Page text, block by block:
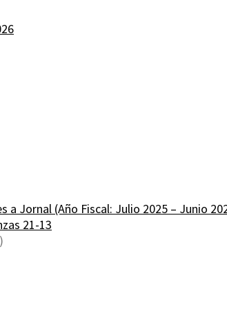
a Jornal (Año Fiscal: Julio 2025 – Junio
21-13